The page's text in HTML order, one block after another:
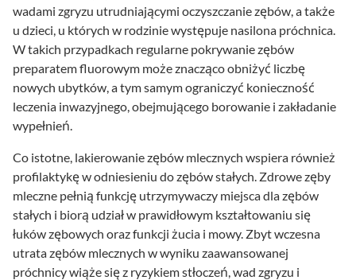
wadami zgryzu utrudniającymi oczyszczanie zębów, a także
u dzieci, u których w rodzinie występuje nasilona próchnica.
W takich przypadkach regularne pokrywanie zębów
preparatem fluorowym może znacząco obniżyć liczbę
nowych ubytków, a tym samym ograniczyć konieczność
leczenia inwazyjnego, obejmującego borowanie i zakładanie
wypełnień.
Co istotne, lakierowanie zębów mlecznych wspiera również
profilaktykę w odniesieniu do zębów stałych. Zdrowe zęby
mleczne pełnią funkcję utrzymywaczy miejsca dla zębów
stałych i biorą udział w prawidłowym kształtowaniu się
łuków zębowych oraz funkcji żucia i mowy. Zbyt wczesna
utrata zębów mlecznych w wyniku zaawansowanej
próchnicy wiąże się z ryzykiem stłoczeń, wad zgryzu i